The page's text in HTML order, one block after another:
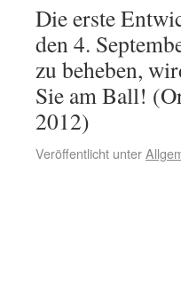
Die erste
den 4.
zu beheben,
Sie am Ball!
2012)
Veröffentlicht unter